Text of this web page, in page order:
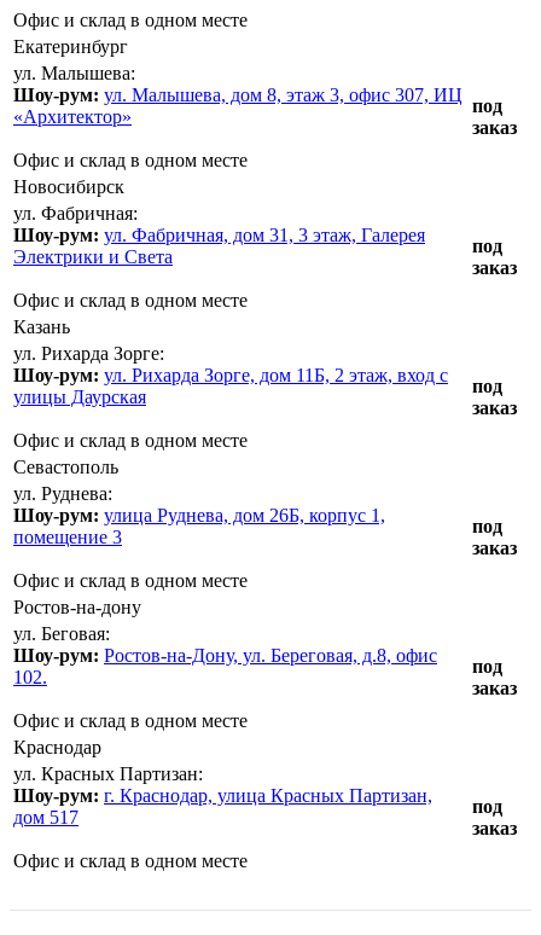
Офис и склад в одном месте
Екатеринбург
ул. Малышева:
Шоу-рум: ул. Малышева, дом 8, этаж 3, офис 307, ИЦ
«Архитектор»
Офис и склад в одном месте
под
заказ
Новосибирск
ул. Фабричная:
Шоу-рум: ул. Фабричная, дом 31, 3 этаж, Галерея
Электрики и Света
Офис и склад в одном месте
под
заказ
Казань
ул. Рихарда Зорге:
Шоу-рум: ул. Рихарда Зорге, дом 11Б, 2 этаж, вход с
улицы Даурская
Офис и склад в одном месте
под
заказ
Севастополь
ул. Руднева:
Шоу-рум: улица Руднева, дом 26Б, корпус 1,
помещение 3
Офис и склад в одном месте
под
заказ
Ростов-на-дону
ул. Беговая:
Шоу-рум: Ростов-на-Дону, ул. Береговая, д.8, офис
102.
Офис и склад в одном месте
под
заказ
Краснодар
ул. Красных Партизан:
Шоу-рум: г. Краснодар, улица Красных Партизан,
дом 517
Офис и склад в одном месте
под
заказ